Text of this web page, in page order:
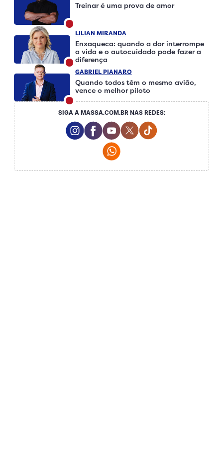
Treinar é uma prova de amor
LILIAN MIRANDA
Enxaqueca: quando a dor interrompe
a vida e o autocuidado pode fazer a
diferença
GABRIEL PIANARO
Quando todos têm o mesmo avião,
vence o melhor piloto
SIGA A MASSA.COM.BR NAS REDES:
Instagram Social Media
Facebook Social Media
Youtube Social Media
Twitter Social Media
Tiktok Social
Whatsapp Social Media